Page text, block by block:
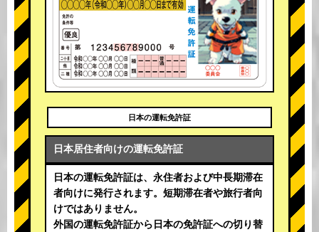
日本の運転免許証
日本居住者向けの運転免許証
日本の運転免許証は、永住者および中長期滞在
者向けに発行されます。短期滞在者や旅行者向
けではありません。
外国の運転免許証から日本の免許証への切り替